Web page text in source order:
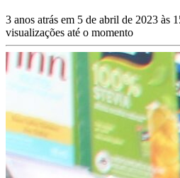
3 anos atrás em 5 de abril de 2023 às
visualizações até o momento